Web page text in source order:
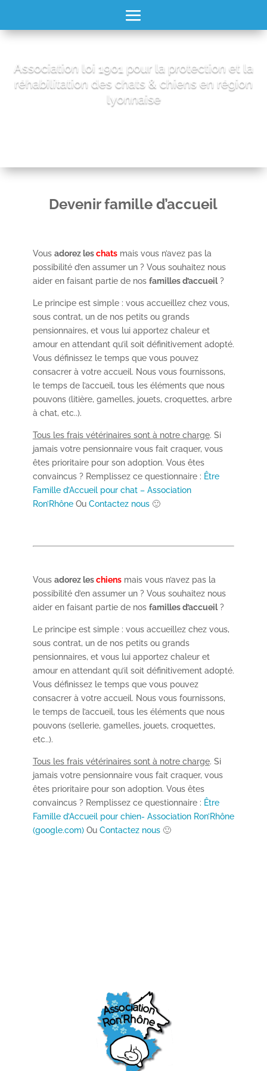
Association loi 1901 pour la protection et la
réhabilitation des chats & chiens en région
lyonnaise
Devenir famille d’accueil
Vous adorez leschatsmais vous n’avez pas la
possibilité d’en assumer un ? Vous souhaitez nous
aider en faisant partie de nos familles d’accueil?
Le principe est simple : vous accueillez chez vous,
sous contrat, un de nos petits ou grands
pensionnaires, et vous lui apportez chaleur et
amour en attendant qu’il soit définitivement adopté.
Vous définissez le temps que vous pouvez
consacrer à votre accueil. Nous vous fournissons,
le temps de l’accueil, tous les éléments que nous
pouvons (litière, gamelles, jouets, croquettes, arbre
à chat, etc..).
Tous les frais vétérinaires sont à notre charge. Si
jamais votre pensionnaire vous fait craquer, vous
êtes prioritaire pour son adoption. Vous êtes
convaincus ? Remplissez ce questionnaire : Être
Famille d’Accueil pour chat – Association
Ron’RhôneOu Contactez nous🙂
Vous adorez leschiensmais vous n’avez pas la
possibilité d’en assumer un ? Vous souhaitez nous
aider en faisant partie de nos familles d’accueil?
Le principe est simple : vous accueillez chez vous,
sous contrat, un de nos petits ou grands
pensionnaires, et vous lui apportez chaleur et
amour en attendant qu’il soit définitivement adopté.
Vous définissez le temps que vous pouvez
consacrer à votre accueil. Nous vous fournissons,
le temps de l’accueil, tous les éléments que nous
pouvons (sellerie, gamelles, jouets, croquettes,
etc..).
Tous les frais vétérinaires sont à notre charge. Si
jamais votre pensionnaire vous fait craquer, vous
êtes prioritaire pour son adoption. Vous êtes
convaincus ? Remplissez ce questionnaire : Être
Famille d’Accueil pour chien- Association Ron’Rhône
(google.com)Ou Contactez nous🙂